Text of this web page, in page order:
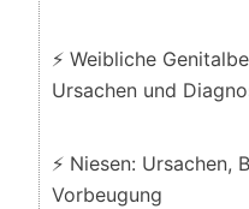
⚡ Weibliche
Ursachen und
⚡ Niesen: Ursachen,
Vorbeugung